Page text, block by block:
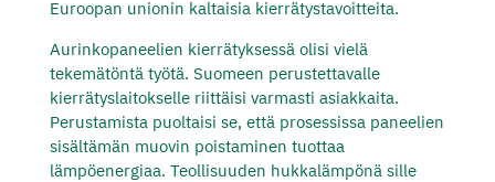
Euroopan unionin kaltaisia kierrätystavoitteita.
Aurinkopaneelien kierrätyksessä olisi vielä
tekemätöntä työtä. Suomeen perustettavalle
kierrätyslaitokselle riittäisi varmasti asiakkaita.
Perustamista puoltaisi se, että prosessissa paneelien
sisältämän muovin poistaminen tuottaa
lämpöenergiaa. Teollisuuden hukkalämpönä sille